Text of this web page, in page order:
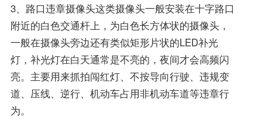
3、路口违章摄像头这类摄像头一般安装在十字路口
附近的白色交通杆上，为白色长方体状的摄像头，
一般在摄像头旁边还有类似矩形片状的LED补光
灯，补光灯在白天通常是不亮的，夜间才会高频闪
亮。主要用来抓拍闯红灯、不按导向行驶、违规变
道、压线、逆行、机动车占用非机动车道等违章行
为。